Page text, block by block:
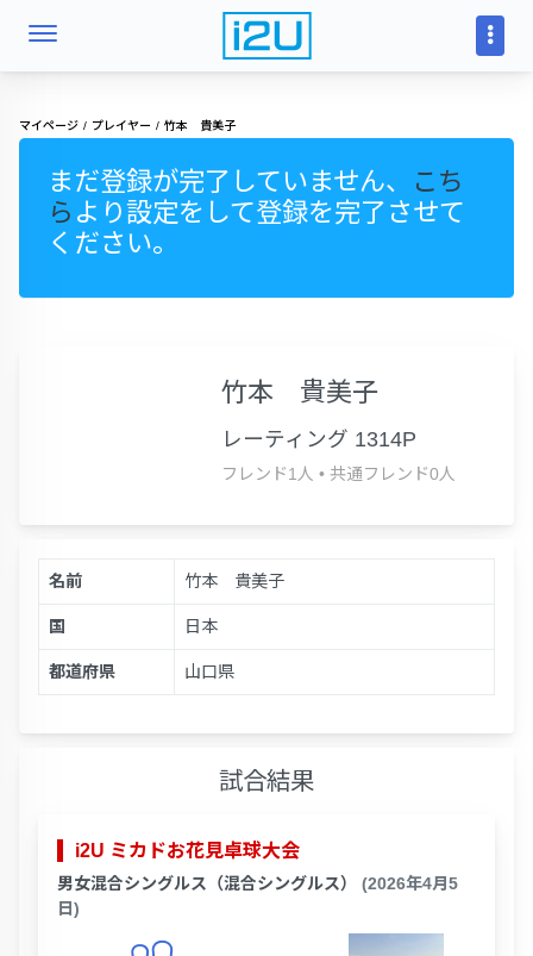
マイページ プレイヤー 竹本 貴美子
まだ登録が完了していません、
こち
ら より設定をして登録を完了させて
ください。
竹本 貴美子
レーティング 1314P
フレンド1人 • 共通フレンド0人
名前 竹本 貴美子
国 日本
都道府県 山口県
試合結果
i2U ミカドお花見卓球大会
男女混合シングルス（混合シングルス）
(2026年4月5
日)